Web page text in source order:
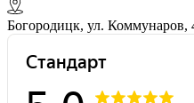
Богородицк, ул. Коммунаров,